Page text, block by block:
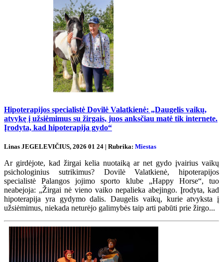
Hipoterapijos specialistė Dovilė Valatkienė: „Daugelis vaikų,
atvykę į užsiėmimus su žirgais, juos anksčiau matė tik internete.
Įrodyta, kad hipoterapija gydo“
Linas JEGELEVIČIUS, 2026 01 24 | Rubrika: Miestas
Ar girdėjote, kad žirgai kelia nuotaiką ar net gydo įvairius vaikų
psichologinius sutrikimus? Dovilė Valatkienė, hipoterapijos
specialistė Palangos jojimo sporto klube „Happy Horse“, tuo
neabejoja: „Žirgai nė vieno vaiko nepalieka abejingo. Įrodyta, kad
hipoterapija yra gydymo dalis. Daugelis vaikų, kurie atvyksta į
užsiėmimus, niekada neturėjo galimybės taip arti pabūti prie žirgo...